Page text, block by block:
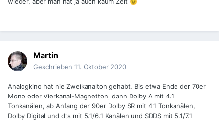
wieder, aber man hat ja auch kaum Zeit 😉
Martin
Geschrieben 11. Oktober 2020
Analogkino hat nie Zweikanalton gehabt. Bis etwa Ende der 70er
Mono oder Vierkanal-Magnetton, dann Dolby A mit 4.1
Tonkanälen, ab Anfang der 90er Dolby SR mit 4.1 Tonkanälen,
Dolby Digital und dts mit 5.1/6.1 Kanälen und SDDS mit 5.1/7.1